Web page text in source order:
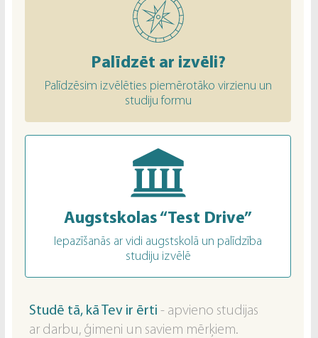
Palīdzēt ar izvēli?
Palīdzēsim izvēlēties piemērotāko virzienu un
studiju formu
Augstskolas “Test Drive”
Iepazīšanās ar vidi augstskolā un palīdzība
studiju izvēlē
Studē tā, kā Tev ir ērti - apvieno studijas
ar darbu, ģimeni un saviem mērķiem.